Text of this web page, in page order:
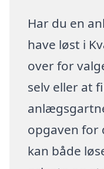
Har du en
have løst i
over for
selv eller at
opgaven for
kan både